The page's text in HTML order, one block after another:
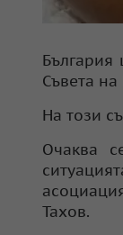
Съвета
На този
Очаква
Тахов.